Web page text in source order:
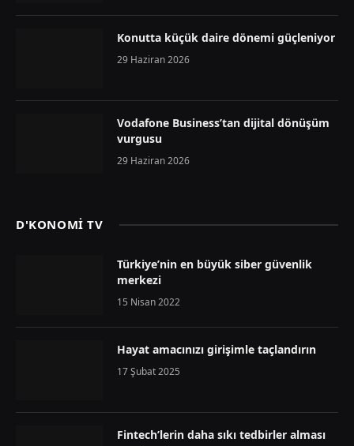
Konutta küçük daire dönemi güçleniyor
29 Haziran 2026
Vodafone Business’tan dijital dönüşüm
vurgusu
29 Haziran 2026
D'KONOMİ TV
Türkiye’nin en büyük siber güvenlik
merkezi
15 Nisan 2022
Hayat amacınızı girişimle taçlandırın
17 Şubat 2025
Fintech’lerin daha sıkı tedbirler alması